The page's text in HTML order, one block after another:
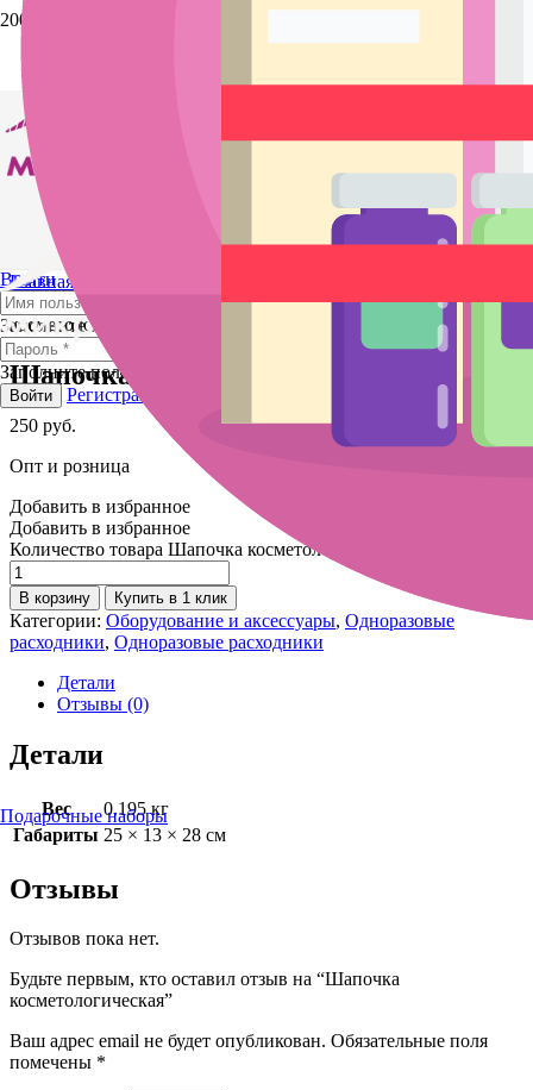
Подарочные наборы
Выйти
Заполните поле
Заполните поле
Войти Регистрация
Главная
аксессуары
Одноразовые расходники/ Шапочка
косметологическая
Шапочка косметологическая
250 руб.
Опт и розница
Добавить в избранное
Добавить в избранное
Количество товара Шапочка косметологическая
В корзину Купить в 1 клик
Категории: Оборудование и аксессуары, Одноразовые
расходники, Одноразовые расходники
Детали
Отзывы (0)
Детали
Вес
0.195 кг
Габариты 25 × 13 × 28 см
Отзывы
Отзывов пока нет.
Будьте первым, кто оставил отзыв на “Шапочка
косметологическая”
Ваш адрес email не будет опубликован. Обязательные поля
помечены *